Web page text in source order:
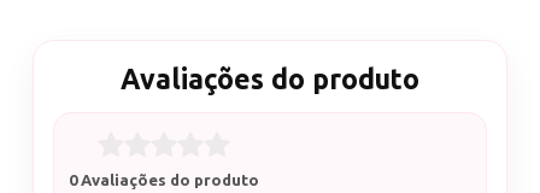
Avaliações do produto
0 Avaliações do produto